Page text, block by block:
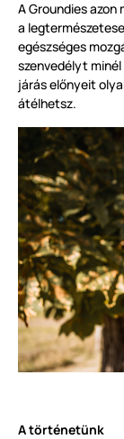
A Groundies
a
egészséges
szenvedélyt
járás előnyeit
átélhetsz.
A történetünk